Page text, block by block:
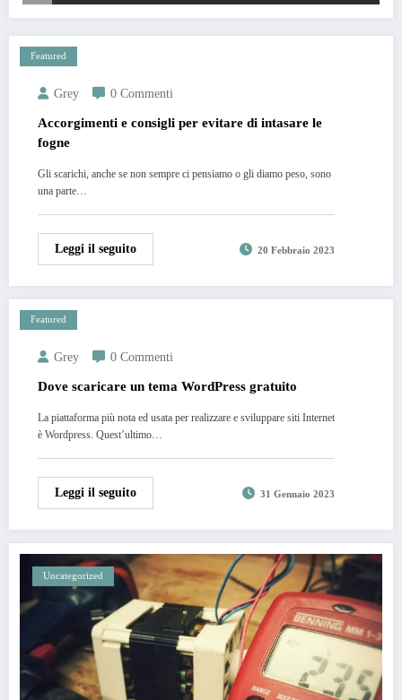
Featured
Grey 0 Commenti
Accorgimenti e consigli per evitare di intasare le
fogne
Gli scarichi, anche se non sempre ci pensiamo o gli diamo peso, sono
una parte…
Leggi il seguito 20 Febbraio 2023
Featured
Grey 0 Commenti
Dove scaricare un tema WordPress gratuito
La piattaforma più nota ed usata per realizzare e sviluppare siti Internet
è Wordpress. Quest’ultimo…
Leggi il seguito 31 Gennaio 2023
Uncategorized